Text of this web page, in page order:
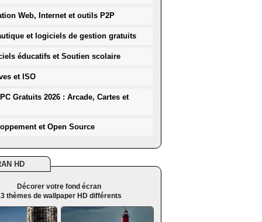
Web, Internet et outils P2P
et logiciels de gestion gratuits
éducatifs et Soutien scolaire
et ISO
Gratuits 2026 : Arcade, Cartes et
et Open Source
HD
Décorer votre fond écran
thèmes de wallpaper HD différents